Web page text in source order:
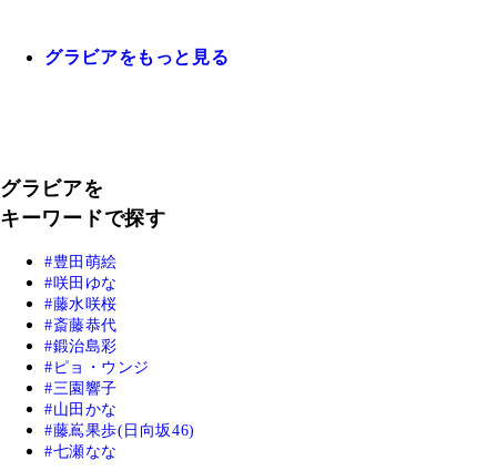
グラビアをもっと見る
グラビアを
キーワードで探す
豊田萌絵
咲田ゆな
藤水咲桜
斎藤恭代
鍛治島彩
ピョ・ウンジ
三園響子
山田かな
藤嶌果歩(日向坂46)
七瀬なな